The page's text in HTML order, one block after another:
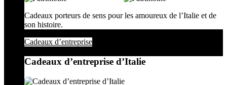
Cadeaux porteurs de sens pour les amoureux de l’Italie et de
son histoire.
Cadeaux d’entreprise
Cadeaux d’entreprise d’Italie